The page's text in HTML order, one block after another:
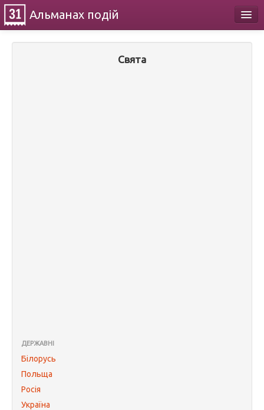
Альманах подій
Свята
ДЕРЖАВНІ
Білорусь
Польща
Росія
Україна